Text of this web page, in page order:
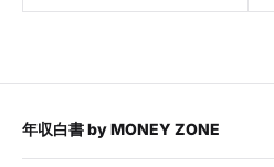
年収白書byMONEY ZONE